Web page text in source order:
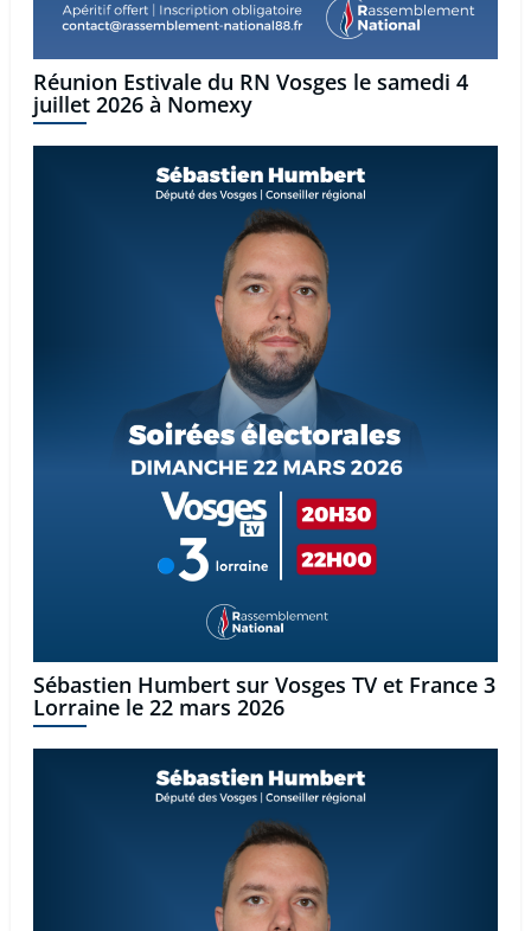
Réunion Estivale du RN Vosges le samedi 4
juillet 2026 à Nomexy
Sébastien Humbert sur Vosges TV et France 3
Lorraine le 22 mars 2026